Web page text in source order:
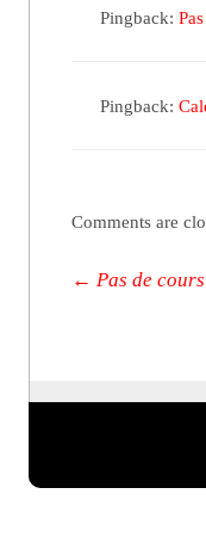
Pingback:
Pingback:
Comments are
Post
← Pas de